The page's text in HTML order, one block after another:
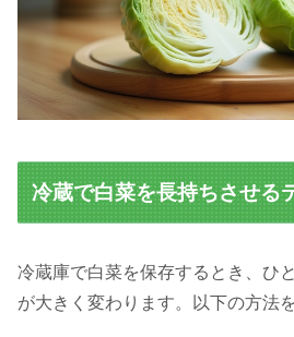
冷蔵で白菜を長持ちさせる
冷蔵庫で白菜を保存するとき、ひ
が大きく変わります。以下の方法